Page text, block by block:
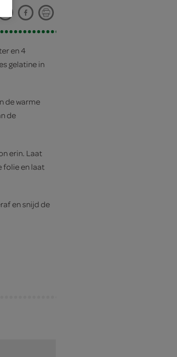
en 4
gelatine in
de warme
de
erin. Laat
folie en laat
en snijd de